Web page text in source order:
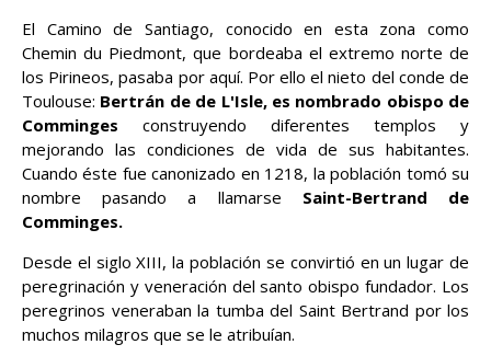
El Camino de Santiago, conocido en esta zona como
Chemin du Piedmont, que bordeaba el extremo norte de
los Pirineos, pasaba por aquí. Por ello el nieto del conde de
Toulouse: Bertrán de de L'Isle, es nombrado obispo de
Comminges construyendo diferentes templos y
mejorando las condiciones de vida de sus habitantes.
Cuando éste fue canonizado en 1218, la población tomó su
nombre pasando a llamarse Saint-Bertrand de
Comminges.
Desde el siglo XIII, la población se convirtió en un lugar de
peregrinación y veneración del santo obispo fundador. Los
peregrinos veneraban la tumba del Saint Bertrand por los
muchos milagros que se le atribuían.